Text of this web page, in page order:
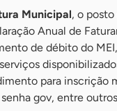
Municipal, o posto
Anual de
de débito do
para inscrição
gov, entre